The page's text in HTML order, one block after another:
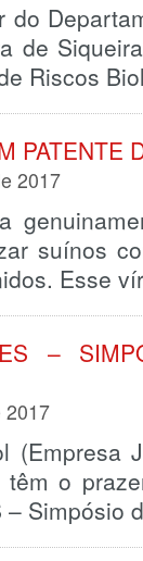
do
de
Riscos
PATENTE
2017
suínos
Esse
–
2017
(Empresa
têm o
–